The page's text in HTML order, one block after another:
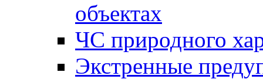
объектах
ЧС природного
Экстренные